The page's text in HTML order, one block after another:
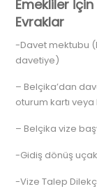
Emekliler
Evraklar
-Davet mektubu
davetiye)
– Belçika’dan
oturum kartı
– Belçika vize
-Gidiş dönüş
-Vize Talep